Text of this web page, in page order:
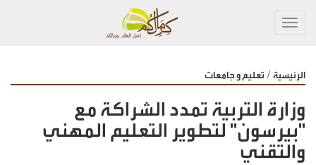
الرئيسية / تعليم و جامعات
وزارة التربية تمدد الشراكة مع
"بيرسون" لتطوير التعليم المهني
والتقني